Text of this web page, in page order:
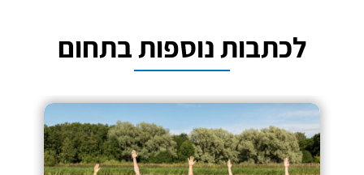
לכתבות נוספות בתחום